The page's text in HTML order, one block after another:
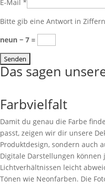
E-Mail *
Bitte gib eine Antwort in
neun − 7 =
Das sagen
Farbvielfalt
Damit du genau die Farbe
passt, zeigen wir dir unsere
Produktdesign, sondern auch
Digitale Darstellungen
Lichtverhältnissen leicht
Tönen wie Neonfarben. Die